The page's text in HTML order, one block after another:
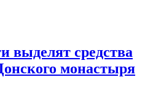
выделят средства
монастыря